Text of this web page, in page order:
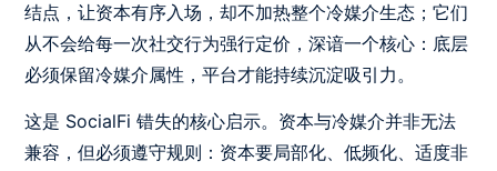
结点，让资本有序入场，却不加热整个冷媒介生态；它们
从不会给每一次社交行为强行定价，深谙一个核心：底层
必须保留冷媒介属性，平台才能持续沉淀吸引力。
这是 SocialFi 错失的核心启示。资本与冷媒介并非无法
兼容，但必须遵守规则：资本要局部化、低频化、适度非